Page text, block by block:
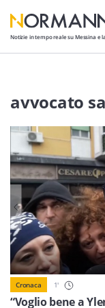
Notizie in tempo reale su Messina e
Politica
Cultura
Lavoro
Società
Economia
Sport
avvocato
“Voglio bene a
Cronaca 1'